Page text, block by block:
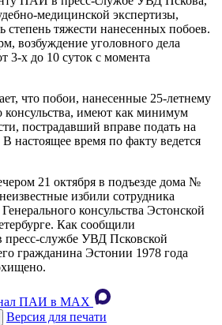
медицинской экспертизы,
степень тяжести нанесенных побоев.
возбуждение уголовного дела
3-х до 10 суток с момента
что побои, нанесенные 25-летнему
консульства, имеют как минимум
пострадавший вправе подать на
настоящее время по факту ведется
21 октября в подъезде дома №
избили сотрудника
консульства Эстонской
Как сообщили
службе УВД Псковской
гражданина Эстонии 1978 года
ПАИ в MAХ
Версия для печати